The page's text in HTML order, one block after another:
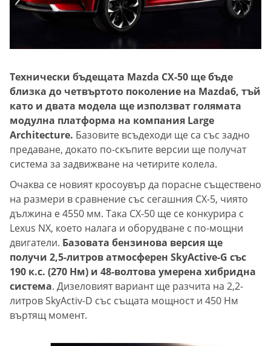
Технически бъдещата Mazda CX-50 ще бъде
близка до четвъртото поколение на Mazda6, тъй
като и двата модела ще използват голямата
модулна платформа на компания Large
Architecture. Базовите всъдеходи ще са със задно
предаване, докато по-скъпите версии ще получат
система за задвижване на четирите колела.
Очаква се новият кросоувър да порасне съществено
на размери в сравнение със сегашния CX-5, чиято
дължина е 4550 мм. Така CX-50 ще се конкурира с
Lexus NX, което налага и оборудване с по-мощни
двигатели. Базовата бензинова версия ще
получи 2,5-литров атмосферен SkyActive-G със
190 к.с. (270 Нм) и 48-волтова умерена хибридна
система. Дизеловият вариант ще разчита на 2,2-
литров SkyActiv-D със същата мощност и 450 Нм
въртящ момент.